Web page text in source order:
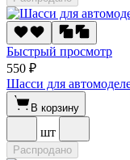
Быстрый просмотр
550 ₽
Шасси для
В корзину
шт
Распродано